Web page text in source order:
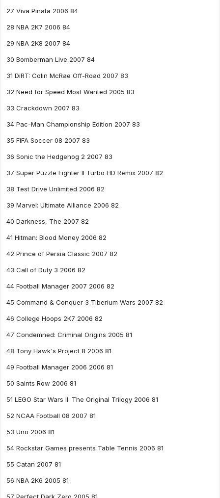
27 Viva Pinata 2006 84
28 NBA 2K7 2006 84
29 NBA 2K8 2007 84
30 Bomberman Live 2007 84
31 DiRT: Colin McRae Off-Road 2007 83
32 Need for Speed Most Wanted 2005 83
33 Crackdown 2007 83
34 Pac-Man Championship Edition 2007 83
35 FIFA Soccer 08 2007 83
36 Sonic the Hedgehog 2 2007 83
37 Super Puzzle Fighter II Turbo HD Remix 2007 82
38 Test Drive Unlimited 2006 82
39 Marvel: Ultimate Alliance 2006 82
40 Darkness, The 2007 82
41 Hitman: Blood Money 2006 82
42 Prince of Persia Classic 2007 82
43 Call of Duty 3 2006 82
44 Football Manager 2007 2006 82
45 Command & Conquer 3 Tiberium Wars 2007 82
46 College Hoops 2K7 2006 82
47 Condemned: Criminal Origins 2005 81
48 Tony Hawk's Project 8 2006 81
49 Football Manager 2006 2006 81
50 Saints Row 2006 81
51 LEGO Star Wars II: The Original Trilogy 2006 81
52 NCAA Football 08 2007 81
53 Uno 2006 81
54 Rockstar Games presents Table Tennis 2006 81
55 Catan 2007 81
56 NBA 2K6 2005 81